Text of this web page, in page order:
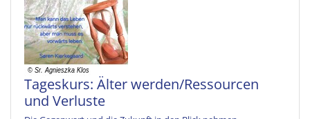
Tageskurs: Älter werden/Ressourcen
und Verluste